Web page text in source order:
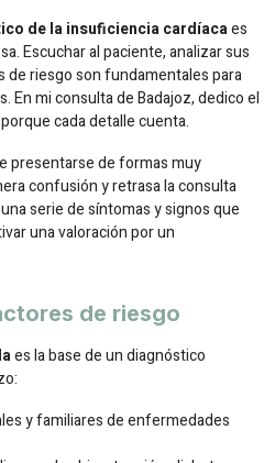
de la insuficiencia cardíacaes
Escuchar al paciente, analizar sus
de riesgo son fundamentales para
En mi consulta de Badajoz, dedico el
cada detalle cuenta.
presentarse de formas muy
confusión y retrasa la consulta
serie de síntomas y signos que
una valoración por un
de riesgo
es la base de un diagnóstico
y familiares de enfermedades